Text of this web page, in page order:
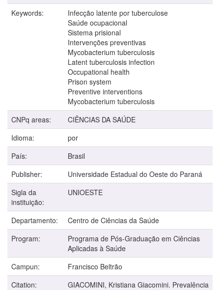
Keywords:
Infecção latente por tuberculose
Saúde ocupacional
Sistema prisional
Intervenções preventivas
Mycobacterium tuberculosis
Latent tuberculosis infection
Occupational health
Prison system
Preventive interventions
Mycobacterium tuberculosis
CNPq areas:
CIÊNCIAS DA SAÚDE
Idioma:
por
País:
Brasil
Publisher:
Universidade Estadual do Oeste do Paraná
Sigla da
instituição:
UNIOESTE
Departamento:
Centro de Ciências da Saúde
Program:
Programa de Pós-Graduação em Ciências
Aplicadas à Saúde
Campun:
Francisco Beltrão
Citation:
GIACOMINI, Kristiana Giacomini. Prevalência